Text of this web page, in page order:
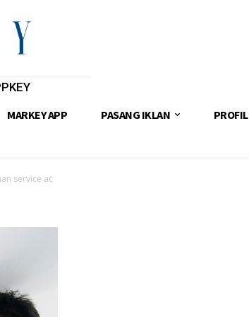
MARKEY APP PASANG IKLAN PROFIL
service ac